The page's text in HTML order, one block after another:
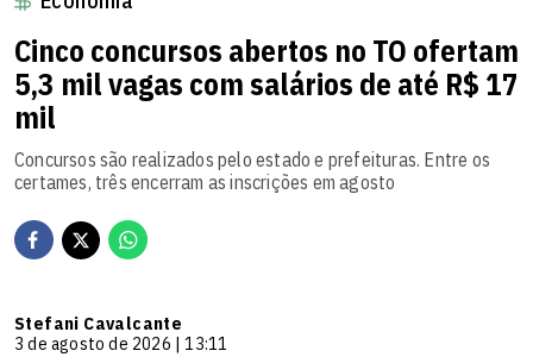
Cinco concursos abertos no TO ofertam
5,3 mil vagas com salários de até R$ 17
mil
Concursos são realizados pelo estado e prefeituras. Entre os
certames, três encerram as inscrições em agosto
Stefani Cavalcante
3 de agosto de 2026 | 13:11